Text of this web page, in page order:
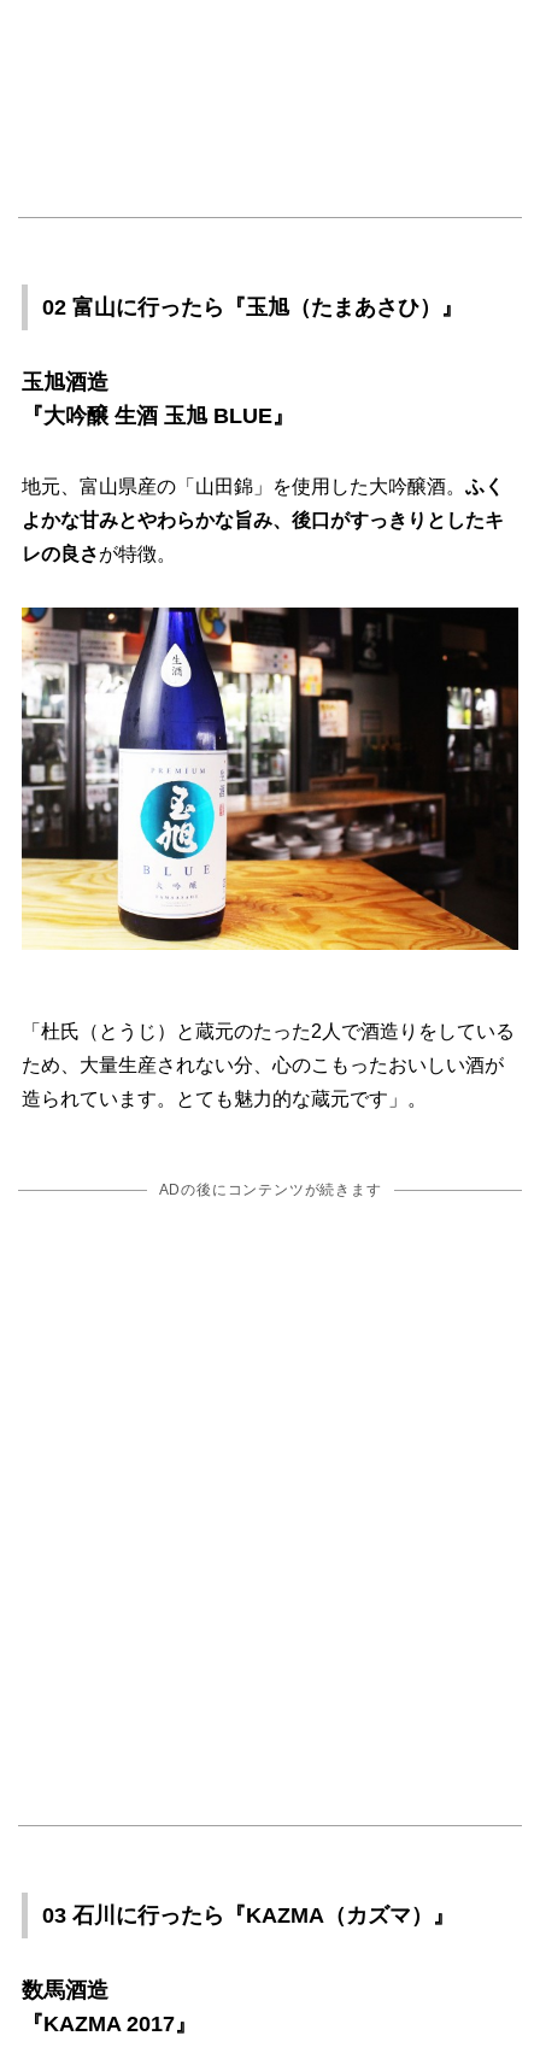
02 富山に行ったら『玉旭（たまあさひ）』
玉旭酒造
『大吟醸 生酒 玉旭 BLUE』
地元、富山県産の「山田錦」を使用した大吟醸酒。 ふく
よかな甘みとやわらかな旨み、後口がすっきりとしたキ
レの良さが特徴。
「杜氏（とうじ）と蔵元のたった2人で酒造りをしている
ため、大量生産されない分、心のこもったおいしい酒が
造られています。とても魅力的な蔵元です」。
ADの後にコンテンツが続きます
03 石川に行ったら『KAZMA（カズマ）』
数馬酒造
『KAZMA 2017』